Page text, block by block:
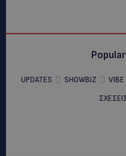
UPDATES SHOWBIZ VIBE